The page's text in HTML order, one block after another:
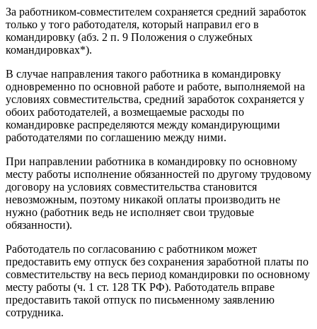
За работником-совместителем сохраняется средний заработок
только у того работодателя, который направил его в
командировку (абз. 2 п. 9 Положения о служебных
командировках*).
В случае направления такого работника в командировку
одновременно по основной работе и работе, выполняемой на
условиях совместительства, средний заработок сохраняется у
обоих работодателей, а возмещаемые расходы по
командировке распределяются между командирующими
работодателями по соглашению между ними.
При направлении работника в командировку по основному
месту работы исполнение обязанностей по другому трудовому
договору на условиях совместительства становится
невозможным, поэтому никакой оплаты производить не
нужно (работник ведь не исполняет свои трудовые
обязанности).
Работодатель по согласованию с работником может
предоставить ему отпуск без сохранения заработной платы по
совместительству на весь период командировки по основному
месту работы (ч. 1 ст. 128 ТК РФ). Работодатель вправе
предоставить такой отпуск по письменному заявлению
сотрудника.